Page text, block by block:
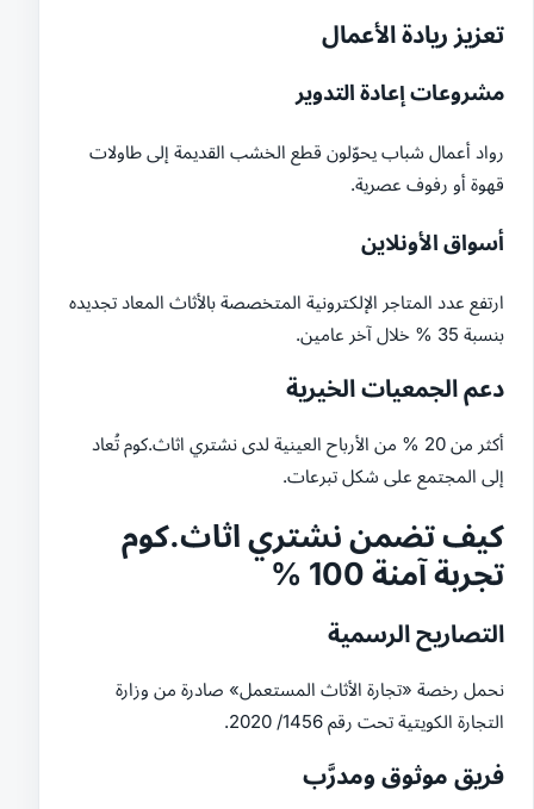
تعزيز ريادة الأعمال
مشروعات إعادة التدوير
رواد أعمال شباب يحوّلون قطع الخشب القديمة إلى طاولات
قهوة أو رفوف عصرية.
أسواق الأونلاين
ارتفع عدد المتاجر الإلكترونية المتخصصة بالأثاث المعاد تجديده
بنسبة 35 % خلال آخر عامين.
دعم الجمعيات الخيرية
أكثر من 20 % من الأرباح العينية لدى نشتري اثاث.كوم تُعاد
إلى المجتمع على شكل تبرعات.
كيف تضمن نشتري اثاث.كوم
تجربة آمنة 100 %
التصاريح الرسمية
نحمل رخصة «تجارة الأثاث المستعمل» صادرة من وزارة
التجارة الكويتية تحت رقم 1456/ 2020.
فريق موثوق ومدرَّب